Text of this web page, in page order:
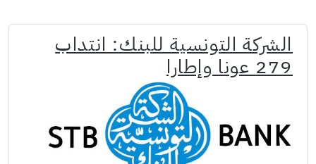
الشركة التونسية للبنك: انتداب
279 عونا وإطارا